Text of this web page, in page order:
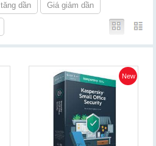
dần Giá giảm dần
New